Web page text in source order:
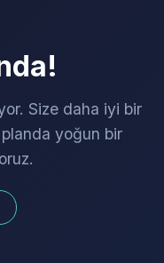
Size daha iyi bir
yoğun bir